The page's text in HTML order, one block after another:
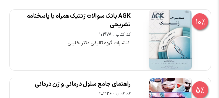
10%
AGK بانک سوالات ژنتیک همراه با پاسخنامه
تشریحی
کد کتاب : 101978
انتشارات گروه تالیفی دکتر خلیلی
5%
راهنمای جامع سلول‏ درمانی و ژن درمانی
کد کتاب : 202136